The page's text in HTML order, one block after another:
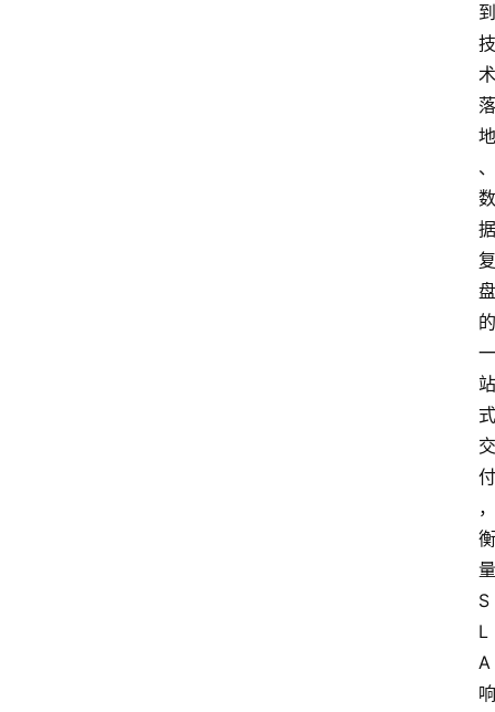
到
技
术
落
地
、
数
据
复
盘
的
一
站
式
交
付
，
衡
量
S
L
A
响